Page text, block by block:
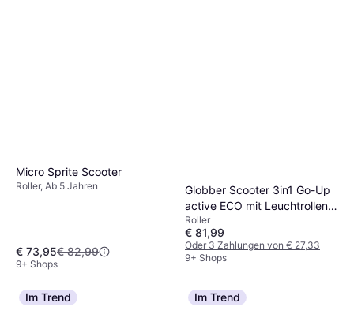
Micro Sprite Scooter
Roller, Ab 5 Jahren
€ 73,95€ 82,99
9+ Shops
Globber Scooter 3in1 Go-Up
active ECO mit Leuchtrollen
blaubeere gruen
Roller
€ 81,99
Oder 3 Zahlungen von € 27,33
9+ Shops
Im Trend Im Trend